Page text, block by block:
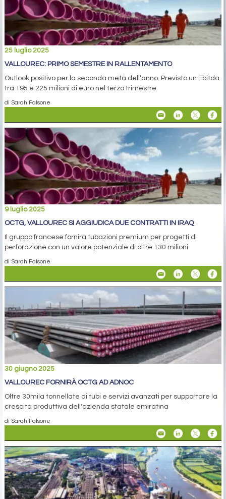
25 luglio 2025
VALLOUREC: PRIMO SEMESTRE IN RALLENTAMENTO
Outlook positivo per la seconda metà dell’anno. Previsto un Ebitda
tra 195 e 225 milioni di euro nel terzo trimestre
di Sarah Falsone
9 luglio 2025
OCTG, VALLOUREC SI AGGIUDICA DUE CONTRATTI IN IRAQ
Il gruppo francese fornirà tubazioni premium per progetti di
perforazione con un valore potenziale di oltre 130 milioni
di Sarah Falsone
30 giugno 2025
VALLOUREC FORNIRÀ OCTG AD ADNOC
Oltre 30mila tonnellate di tubi e servizi avanzati per supportare la
crescita produttiva dell'azienda statale emiratina
di Sarah Falsone